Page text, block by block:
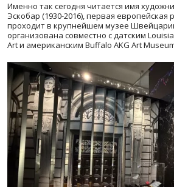
Именно так сегодня читается имя
Эскобар (1930-2016), первая европейская
проходит в крупнейшем музее
организована совместно с датским
Art и американским Buffalo AKG Art